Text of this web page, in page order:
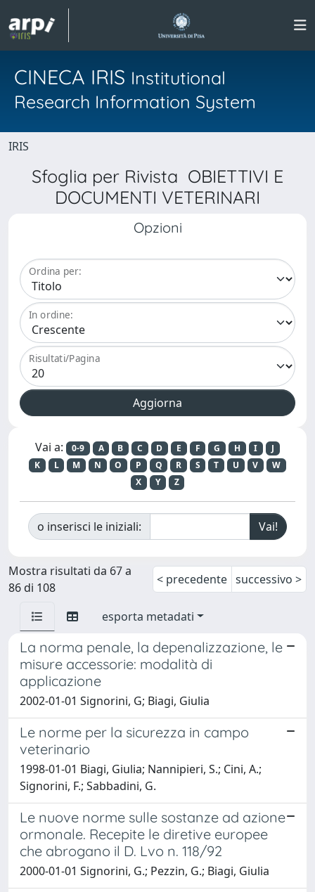
CINECA IRIS Institutional
Research Information System
IRIS
Sfoglia per Rivista OBIETTIVI E
DOCUMENTI VETERINARI
Opzioni
Ordina per:
In ordine:
Risultati/Pagina
Vai a: 0-9 A B C D E F G H I
J
K
L M N O P Q R S T U V
W
X
Y Z
o inserisci le iniziali:
Mostra risultati da 67 a
86 di 108
< precedente successivo >
esporta metadati
La norma penale, la depenalizzazione, le
misure accessorie: modalità di
applicazione
2002-01-01 Signorini, G; Biagi, Giulia
Le norme per la sicurezza in campo
veterinario
1998-01-01 Biagi, Giulia; Nannipieri, S.; Cini, A.;
Signorini, F.; Sabbadini, G.
Le nuove norme sulle sostanze ad azione
ormonale. Recepite le diretive europee
che abrogano il D. Lvo n. 118/92
2000-01-01 Signorini, G.; Pezzin, G.; Biagi, Giulia